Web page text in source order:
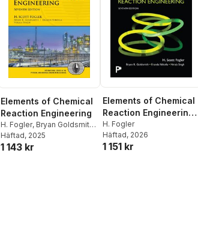
Elements of Chemical
Reaction Engineering
H. Fogler, Bryan Goldsmith ,
Eranda Nikolla
Häftad, 2025
1 143 kr
Elements of Chemical
Reaction Engineering,
Global Edition
H. Fogler
Häftad, 2026
1 151 kr